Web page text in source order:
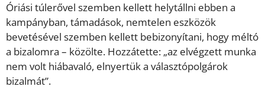
Óriási túlerővel szemben kellett helytállni ebben a
kampányban, támadások, nemtelen eszközök
bevetésével szemben kellett bebizonyítani, hogy méltó
a bizalomra – közölte. Hozzátette: „az elvégzett munka
nem volt hiábavaló, elnyertük a választópolgárok
bizalmát”.